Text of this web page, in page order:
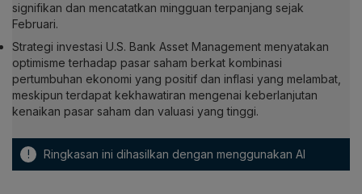
signifikan dan mencatatkan mingguan terpanjang sejak
Februari.
Strategi investasi U.S. Bank Asset Management menyatakan
optimisme terhadap pasar saham berkat kombinasi
pertumbuhan ekonomi yang positif dan inflasi yang melambat,
meskipun terdapat kekhawatiran mengenai keberlanjutan
kenaikan pasar saham dan valuasi yang tinggi.
! Ringkasan ini dihasilkan dengan menggunakan AI